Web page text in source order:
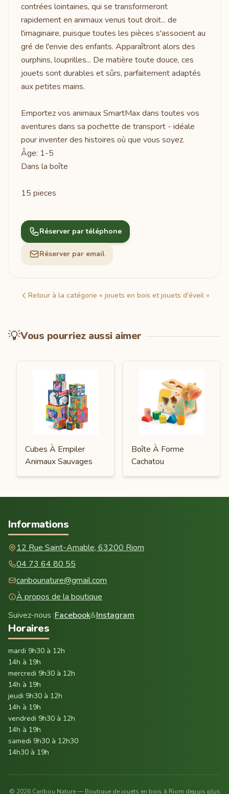
contrées lointaines, qui se transformeront
rapidement en animaux venus tout droit... de
l'imaginaire, puisque toutes les pièces s'associent au
gré de l'envie des enfants. Apparaîtront alors des
ourphins, louprilles... De matière toute douce, ces
jouets sont durables et sûrs, parfaitement adaptés
aux petites mains.
Emportez vos animaux SmartMax dans toutes vos
aventures dans sa pochette de transport - idéale
pour inventer des histoires où que vous soyez.
Âge: 1-5
Dans la boîte
15 pieces
Réserver par téléphone
Réserver par email
Retour à la catégorie « jouets en bois et jouets d'éveil »
💡Vous pourriez aussi aimer
Cubes À Empiler
Animaux Sauvages
Boîte À Forme
Cachatou
Informations
12 Rue Saint-Amable, 63200 Riom
04 73 64 80 55
caribounature@gmail.com
À propos de la boutique
Suivez-nous :Facebook&Instagram
Horaires
mardi 9h30 à 12h
14h à 19h
mercredi 9h30 à 12h
14h à 19h
jeudi 9h30 à 12h
14h à 19h
vendredi 9h30 à 12h
14h à 19h
samedi 9h30 à 12h30
14h30 à 19h
© 2026 Caribou Nature — Boutique de jouets en bois à Riom depuis plus